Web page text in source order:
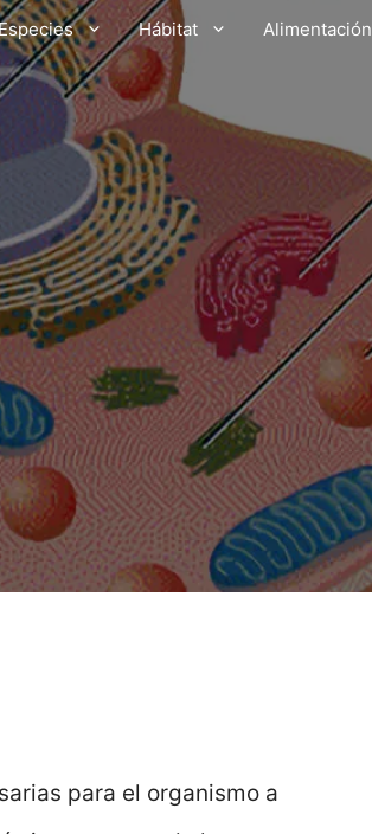
Hábitat Alimentación
para el organismo a